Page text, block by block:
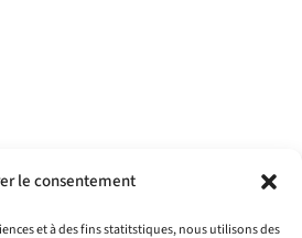
le consentement
et à des fins statitstiques, nous utilisons des